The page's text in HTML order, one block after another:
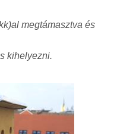
megtámasztva és
kihelyezni.